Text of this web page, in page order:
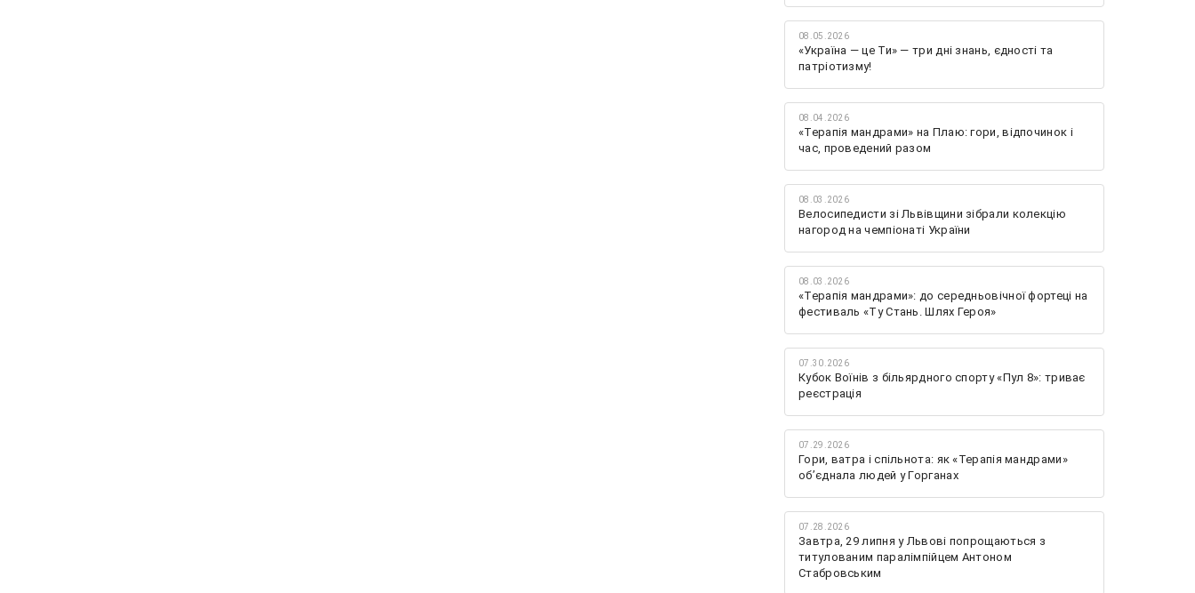
08.05.2026
«Україна — це Ти» — три дні знань, єдності та
патріотизму!
08.04.2026
«Терапія мандрами» на Плаю: гори, відпочинок і
час, проведений разом
08.03.2026
Велосипедисти зі Львівщини зібрали колекцію
нагород на чемпіонаті України
08.03.2026
«Терапія мандрами»: до середньовічної фортеці на
фестиваль «Ту Стань. Шлях Героя»
07.30.2026
Кубок Воїнів з більярдного спорту «Пул 8»: триває
реєстрація
07.29.2026
Гори, ватра і спільнота: як «Терапія мандрами»
об’єднала людей у Горганах
07.28.2026
Завтра, 29 липня у Львові попрощаються з
титулованим паралімпійцем Антоном
Стабровським